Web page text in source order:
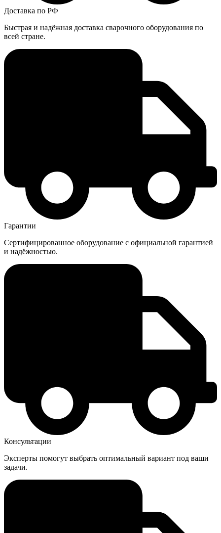
Доставка по РФ
Быстрая и надёжная доставка сварочного оборудования по
всей стране.
Гарантии
Сертифицированное оборудование с официальной гарантией
и надёжностью.
Консультации
Эксперты помогут выбрать оптимальный вариант под ваши
задачи.